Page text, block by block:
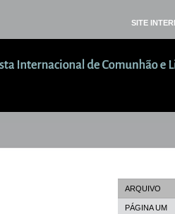
SITE
ARQUIVO
PÁGINA UM